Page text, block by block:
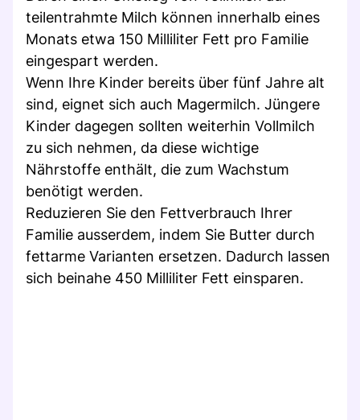
teilentrahmte Milch können innerhalb eines
Monats etwa 150 Milliliter Fett pro Familie
eingespart werden.
Wenn Ihre Kinder bereits über fünf Jahre alt
sind, eignet sich auch Magermilch. Jüngere
Kinder dagegen sollten weiterhin Vollmilch
zu sich nehmen, da diese wichtige
Nährstoffe enthält, die zum Wachstum
benötigt werden.
Reduzieren Sie den Fettverbrauch Ihrer
Familie ausserdem, indem Sie Butter durch
fettarme Varianten ersetzen. Dadurch lassen
sich beinahe 450 Milliliter Fett einsparen.